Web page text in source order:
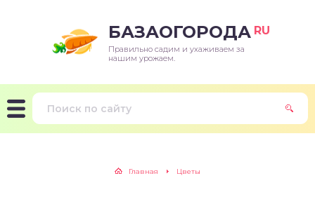
БАЗАОГОРОДА RU
Правильно садим и ухаживаем за
нашим урожаем.
Главная Цветы